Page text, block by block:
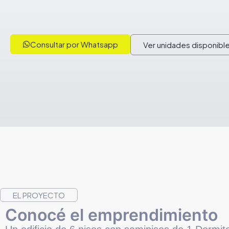
Consultar por Whatsapp Ver unidades
EL PROYECTO
Conocé el emprendimiento